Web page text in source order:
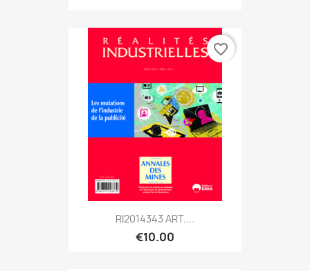
RI2014343 ART....
€10.00
favorite_border